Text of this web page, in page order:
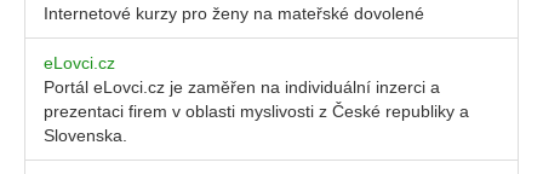
Internetové kurzy pro ženy na mateřské dovolené
eLovci.cz
Portál eLovci.cz je zaměřen na individuální inzerci a
prezentaci firem v oblasti myslivosti z České republiky a
Slovenska.